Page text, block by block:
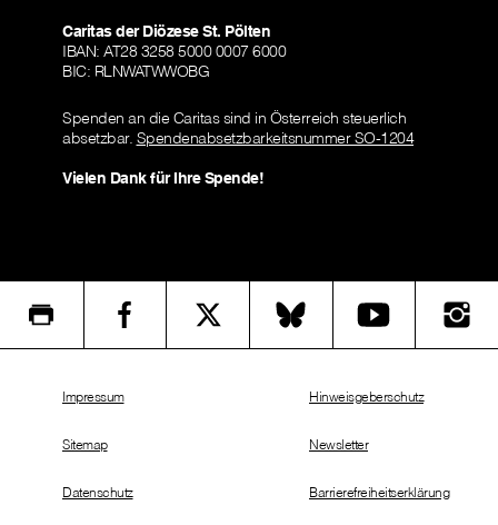
Caritas der Diözese St. Pölten
IBAN: AT28 3258 5000 0007 6000
BIC: RLNWATWWOBG
Spenden an die Caritas sind in Österreich steuerlich
absetzbar. Spendenabsetzbarkeitsnummer SO-1204
Vielen Dank für Ihre Spende!
Impressum
Sitemap
Datenschutz
Hinweisgeberschutz
Newsletter
Barrierefreiheitserklärung